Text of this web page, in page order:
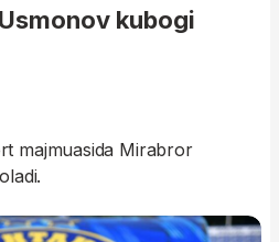
kubogi
majmuasida Mirabror